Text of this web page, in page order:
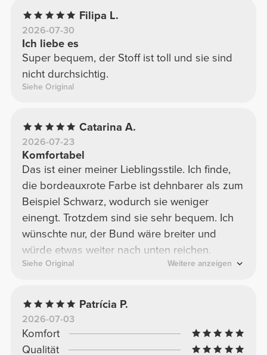
Filipa L.
2026-07-30
Ich liebe es
Super bequem, der Stoff ist toll und sie sind
nicht durchsichtig.
Siehe Original
Catarina A.
2026-07-23
Komfortabel
Das ist einer meiner Lieblingsstile. Ich finde,
die bordeauxrote Farbe ist dehnbarer als zum
Beispiel Schwarz, wodurch sie weniger
einengt. Trotzdem sind sie sehr bequem. Ich
wünschte nur, der Bund wäre breiter und
würde etwas weiter nach unten reichen.
Siehe Original Weitere anzeigen
Patrícia P.
2026-07-03
Komfort
Qualität